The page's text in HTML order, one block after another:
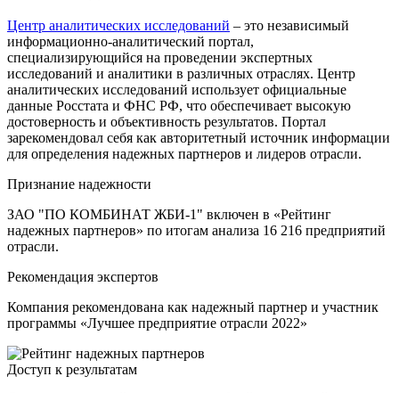
Центр аналитических исследований – это независимый
информационно-аналитический портал,
специализирующийся на проведении экспертных
исследований и аналитики в различных отраслях. Центр
аналитических исследований использует официальные
данные Росстата и ФНС РФ, что обеспечивает высокую
достоверность и объективность результатов. Портал
зарекомендовал себя как авторитетный источник информации
для определения надежных партнеров и лидеров отрасли.
Признание надежности
ЗАО "ПО КОМБИНАТ ЖБИ-1" включен в «Рейтинг
надежных партнеров» по итогам анализа 16 216 предприятий
отрасли.
Рекомендация экспертов
Компания рекомендована как надежный партнер и участник
программы «Лучшее предприятие отрасли 2022»
Доступ к результатам